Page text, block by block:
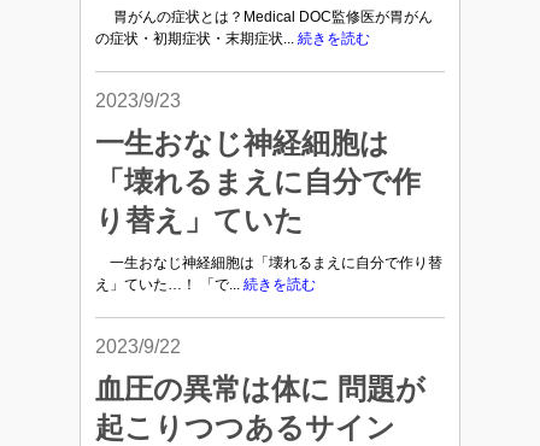
胃がんの症状とは？Medical DOC監修医が胃がん
の症状・初期症状・末期症状... 続きを読む
2023/9/23
一生おなじ神経細胞は
「壊れるまえに自分で作
り替え」ていた
一生おなじ神経細胞は「壊れるまえに自分で作り替
え」ていた…！ 「で... 続きを読む
2023/9/22
血圧の異常は体に 問題が
起こりつつあるサイン